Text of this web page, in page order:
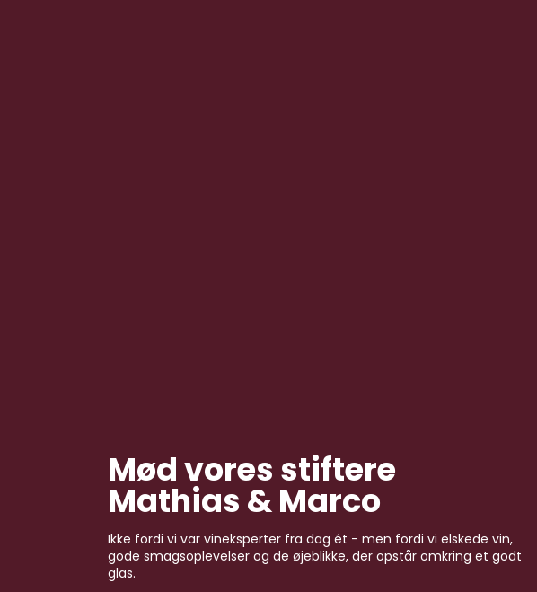
Mød vores stiftere
Mathias & Marco
Ikke fordi vi var vineksperter fra dag ét - men fordi vi elskede vin,
gode smagsoplevelser og de øjeblikke, der opstår omkring et godt
glas.